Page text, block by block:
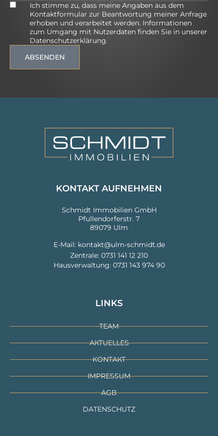
Ich stimme zu, dass meine Angaben aus dem
Kontaktformular zur Beantwortung meiner Anfrage
erhoben und verarbeitet werden. Informationen
zum Umgang mit Nutzerdaten finden Sie in unserer
Datenschutzerklärung.
ABSENDEN
KONTAKT AUFNEHMEN
Schmidt Immobilien GmbH
Pfullendorferstr. 7
89079 Ulm
E-Mail: kontakt@ulm-schmidt.de
Zentrale: 0731 141 12 210
Hausverwaltung: 0731 143 974 90
LINKS
TEAM
AKTUELLES
KONTAKT
IMPRESSUM
AGB
DATENSCHUTZ